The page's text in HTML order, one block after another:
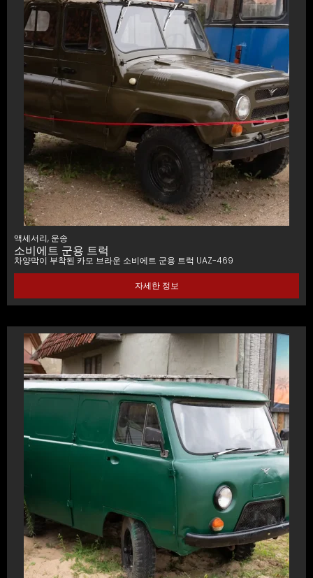
액세서리, 운송
소비에트 군용 트럭
차양막이 부착된 카모 브라운 소비에트 군용 트럭 UAZ-469
자세한 정보